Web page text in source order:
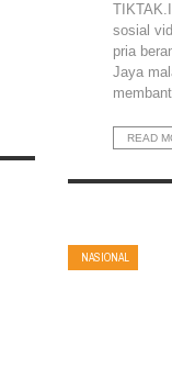
sosial
pria
Jaya
READ
NASIONAL